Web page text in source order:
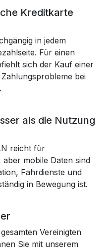
Kreditkarte
in jedem
Für einen
sich der Kauf einer
bei
als die Nutzung
reicht für
mobile Daten sind
Fahrdienste und
in Bewegung ist.
Vereinigten
Sie mit unserem